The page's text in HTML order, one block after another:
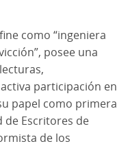
como “ingeniera
posee una
participación en
papel como primera
de Escritores de
de los